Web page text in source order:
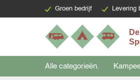
Groen bedrijf Levering
Alle categorieën.